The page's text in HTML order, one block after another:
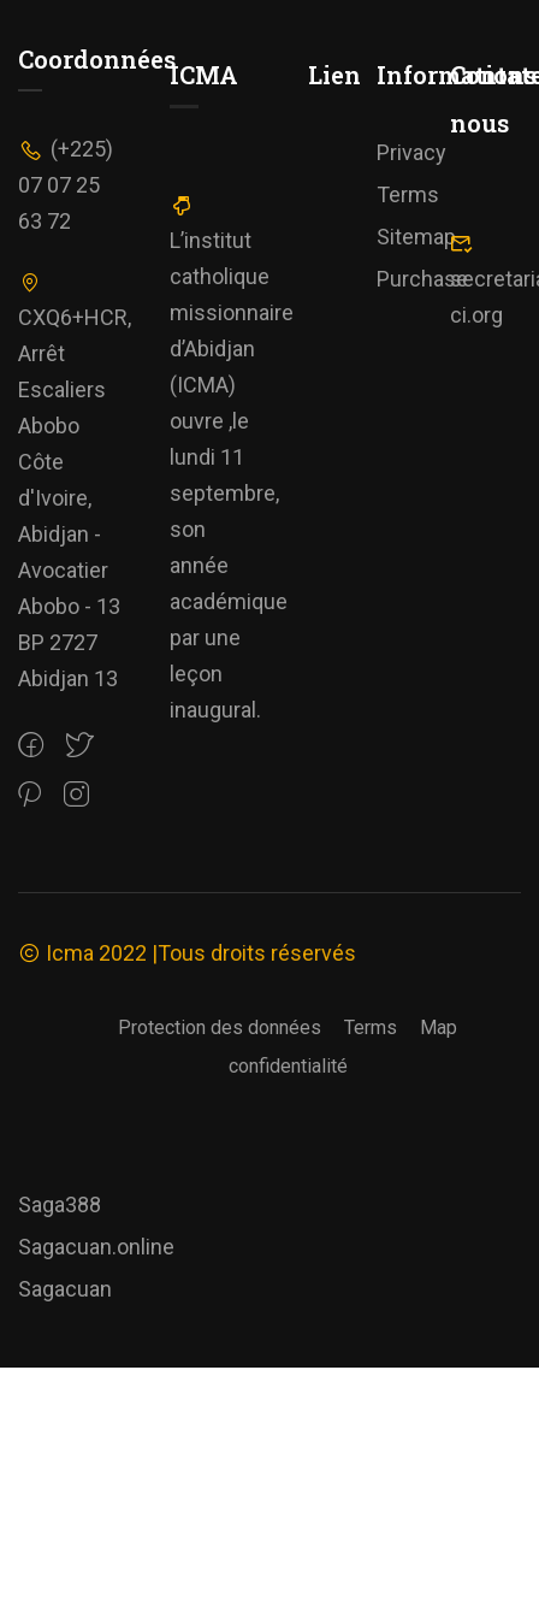
Coordonnées
(+225)
07 07 25
63 72
CXQ6+HCR,
Arrêt
Escaliers
Abobo
Côte
d'Ivoire,
Abidjan -
Avocatier
Abobo - 13
BP 2727
Abidjan 13
ICMA
L’institut
catholique
missionnaire
d’Abidjan
(ICMA)
ouvre ,le
lundi 11
septembre,
son
année
académique
par une
leçon
inaugural.
Lien Informations
Privacy
Terms
Sitemap
Purchase
nous
ci.org
Icma 2022 |Tous droits réservés
Protection des données Terms
Map
confidentialité
Saga388
Sagacuan.online
Sagacuan